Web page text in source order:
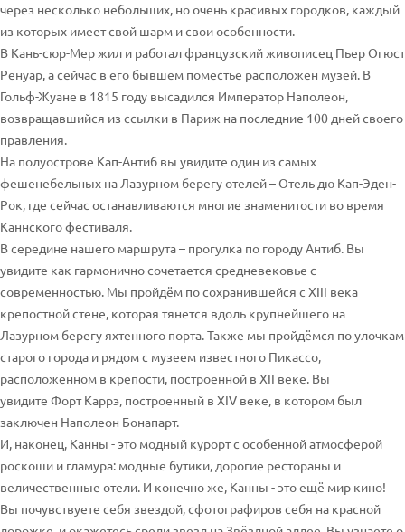
через несколько небольших, но очень красивых городков, каждый
из которых имеет свой шарм и свои особенности.
В Кань-сюр-Мер жил и работал французский живописец Пьер Огюст
Ренуар, а сейчас в его бывшем поместье расположен музей. В
Гольф-Жуане в 1815 году высадился Император Наполеон,
возвращавшийся из ссылки в Париж на последние 100 дней своего
правления.
На полуострове Кап-Антиб вы увидите один из самых
фешенебельных на Лазурном берегу отелей – Отель дю Кап-Эден-
Рок, где сейчас останавливаются многие знаменитости во время
Каннского фестиваля.
В середине нашего маршрута – прогулка по городу Антиб. Вы
увидите как гармонично сочетается средневековье с
современностью. Мы пройдём по сохранившейся с XIII века
крепостной стене, которая тянется вдоль крупнейшего на
Лазурном берегу яхтенного порта. Также мы пройдёмся по улочкам
старого города и рядом с музеем известного Пикассо,
расположенном в крепости, построенной в XII веке. Вы
увидите Форт Каррэ, построенный в XIV веке, в котором был
заключен Наполеон Бонапарт.
И, наконец, Канны - это модный курорт с особенной атмосферой
роскоши и гламура: модные бутики, дорогие рестораны и
величественные отели. И конечно же, Канны - это ещё мир кино!
Вы почувствуете себя звездой, сфотографиров себя на красной